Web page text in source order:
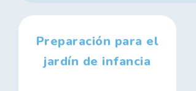
Preparación para el
jardín de infancia